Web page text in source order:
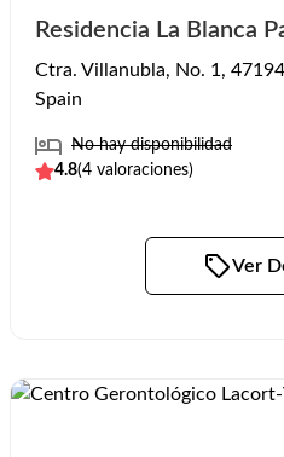
Residencia La Blanca
Ctra. Villanubla, No. 1,
Spain
No hay disponibilidad
4.8(4 valoraciones)
Ver